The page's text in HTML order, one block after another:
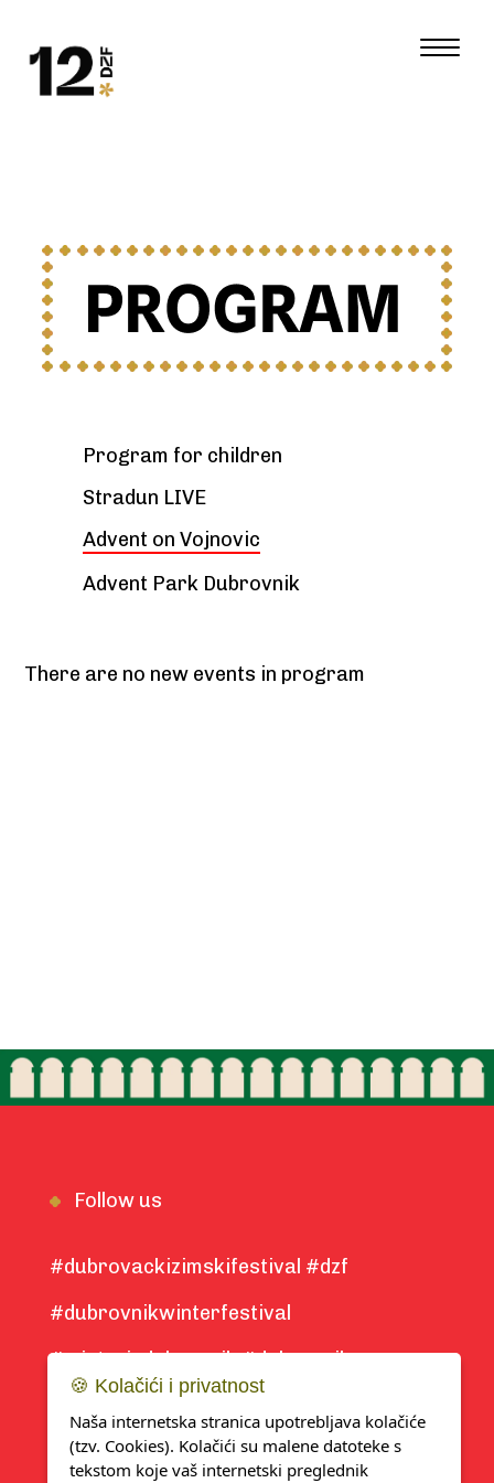
Program for children
Stradun LIVE
Advent on Vojnovic
Advent Park Dubrovnik
There are no new events in program
Follow us
#dubrovackizimskifestival #dzf
#dubrovnikwinterfestival
#winterindubrovnik #dubrovnik
🍪 Kolačići i privatnost
Naša internetska stranica upotrebljava kolačiće
(tzv. Cookies). Kolačići su malene datoteke s
tekstom koje vaš internetski preglednik